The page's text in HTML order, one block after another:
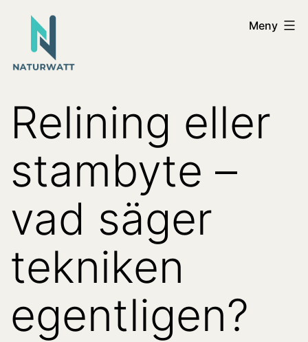
Hoppa
innehåll
Naturwatt Meny
Relining eller
stambyte –
vad säger
tekniken
egentligen?